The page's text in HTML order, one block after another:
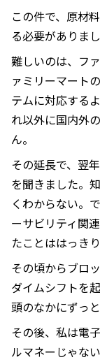
この件で、原材
る必要がありまし
難しいのは、フ
ァミリーマート
テムに対応する
れ以外に国内外
ん。
その延長で、翌
を聞きました。
くわからない。
ーサビリティ関
たことははっき
その頃からブロ
ダイムシフトを
頭のなかにずっ
その後、私は電
ルマネーじゃな